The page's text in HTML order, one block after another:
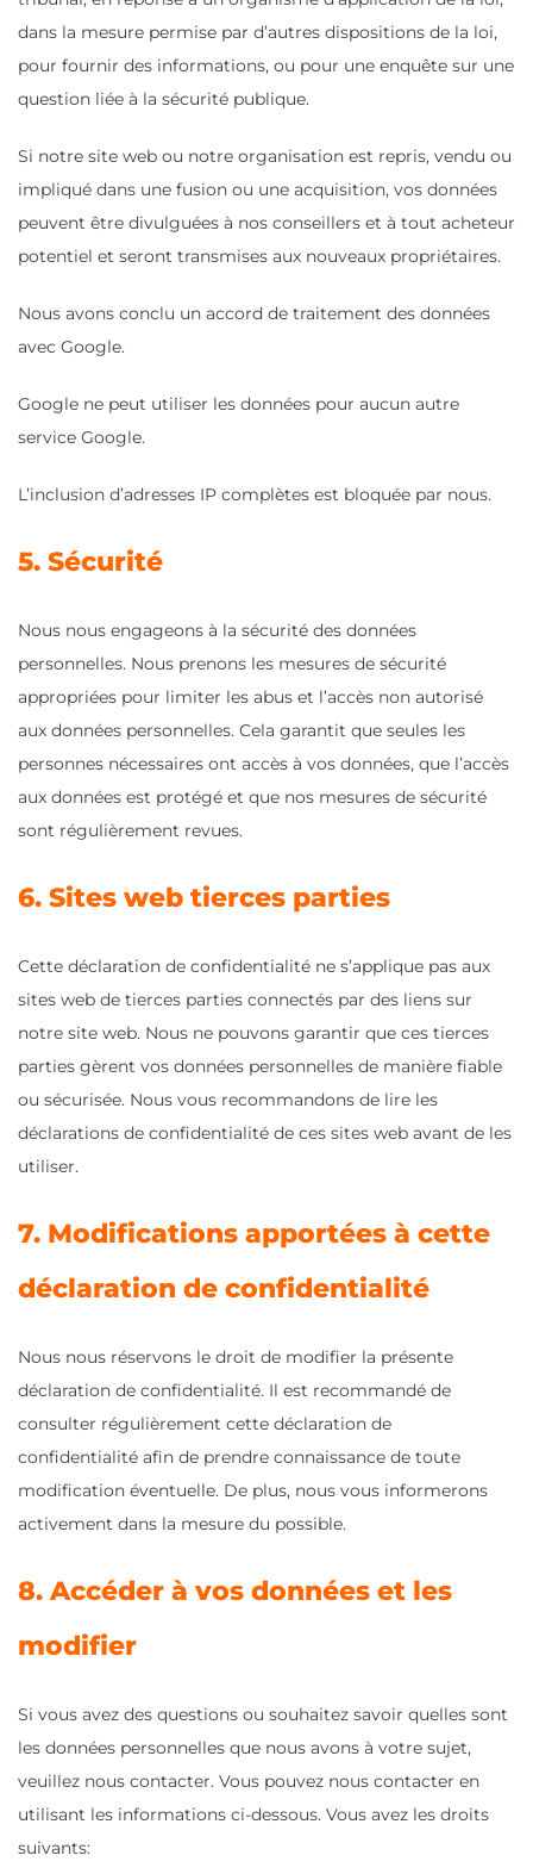
dans la mesure permise par d’autres dispositions de la loi,
pour fournir des informations, ou pour une enquête sur une
question liée à la sécurité publique.
Si notre site web ou notre organisation est repris, vendu ou
impliqué dans une fusion ou une acquisition, vos données
peuvent être divulguées à nos conseillers et à tout acheteur
potentiel et seront transmises aux nouveaux propriétaires.
Nous avons conclu un accord de traitement des données
avec Google.
Google ne peut utiliser les données pour aucun autre
service Google.
L’inclusion d’adresses IP complètes est bloquée par nous.
5. Sécurité
Nous nous engageons à la sécurité des données
personnelles. Nous prenons les mesures de sécurité
appropriées pour limiter les abus et l’accès non autorisé
aux données personnelles. Cela garantit que seules les
personnes nécessaires ont accès à vos données, que l’accès
aux données est protégé et que nos mesures de sécurité
sont régulièrement revues.
6. Sites web tierces parties
Cette déclaration de confidentialité ne s’applique pas aux
sites web de tierces parties connectés par des liens sur
notre site web. Nous ne pouvons garantir que ces tierces
parties gèrent vos données personnelles de manière fiable
ou sécurisée. Nous vous recommandons de lire les
déclarations de confidentialité de ces sites web avant de les
utiliser.
7. Modifications apportées à cette
déclaration de confidentialité
Nous nous réservons le droit de modifier la présente
déclaration de confidentialité. Il est recommandé de
consulter régulièrement cette déclaration de
confidentialité afin de prendre connaissance de toute
modification éventuelle. De plus, nous vous informerons
activement dans la mesure du possible.
8. Accéder à vos données et les
modifier
Si vous avez des questions ou souhaitez savoir quelles sont
les données personnelles que nous avons à votre sujet,
veuillez nous contacter. Vous pouvez nous contacter en
utilisant les informations ci-dessous. Vous avez les droits
suivants: